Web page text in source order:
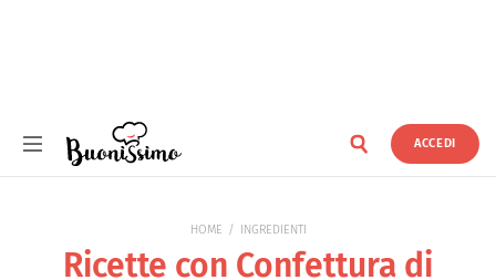
ACCEDI
HOME INGREDIENTI
Ricette con Confettura di